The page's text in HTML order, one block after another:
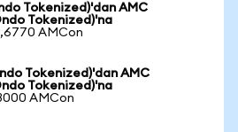
Tokenized)'dan AMC
Tokenized)'na
AMCon
Tokenized)'dan AMC
Tokenized)'na
AMCon